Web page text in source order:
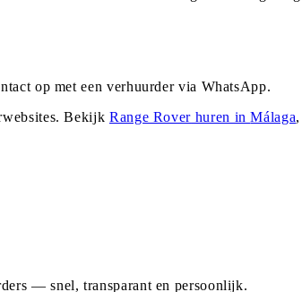
op met een verhuurder via WhatsApp.
Bekijk Range Rover huren inMálaga,
— snel, transparant en persoonlijk.